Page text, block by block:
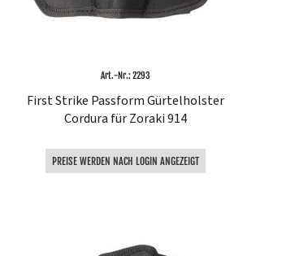
Art.-Nr.: 2293
First Strike Passform Gürtelholster
Cordura für Zoraki 914
PREISE WERDEN NACH LOGIN ANGEZEIGT